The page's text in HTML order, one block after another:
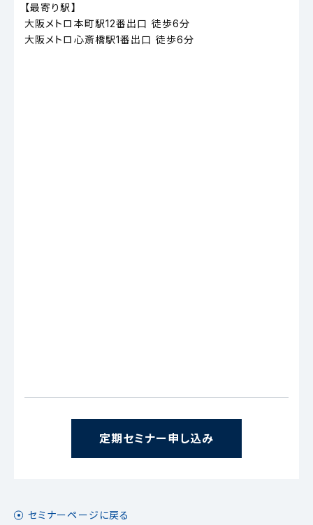
【最寄り駅】
大阪メトロ本町駅12番出口 徒歩6分
大阪メトロ心斎橋駅1番出口 徒歩6分
定期セミナー申し込み
セミナーページに戻る